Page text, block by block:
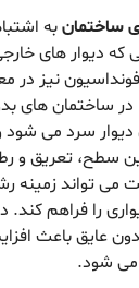
ساختمانبه
که دیوار های
نیز در
در ساختمان های
سرد می
سطح، تعریق
می تواند زمینه
را فراهم کند.
بدون عایق باعث
شود.